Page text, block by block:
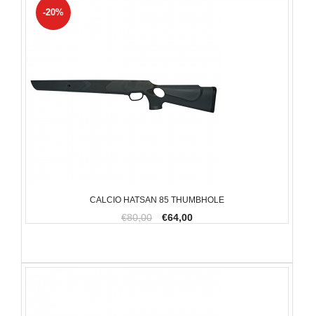
CALCIO HATSAN 85 THUMBHOLE
€80,00 €64,00
-20%